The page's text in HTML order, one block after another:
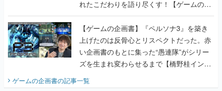
れたこだわりを語り尽くす！【ゲームの企
画書】
【ゲームの企画書】『ペルソナ3』を築き
上げたのは反骨心とリスペクトだった。赤
い企画書のもとに集った“愚連隊”がシリー
ズを生まれ変わらせるまで【橋野桂インタ
ゲームの企画書の記事一覧